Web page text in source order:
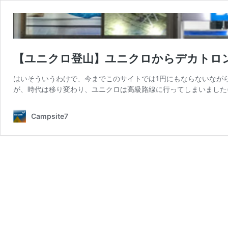
【ユニクロ登山】ユニクロからデカト
はいそういうわけで、今までこのサイトでは1円にもならないな
が、時代は移り変わり、ユニクロは高級路線に行ってしまいま
Campsite7